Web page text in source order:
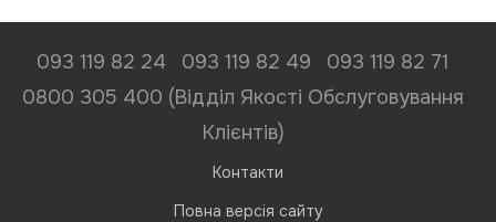
093 119 82 24 093 119 82 49
093 119 82 71
0800 305 400 (Відділ Якості Обслуговування
Клієнтів)
Контакти
Повна версія сайту